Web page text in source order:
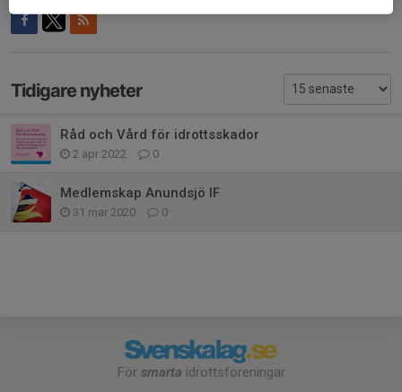
Tidigare nyheter
Råd och Vård för idrottsskador
2 apr 2022 0
Medlemskap Anundsjö IF
31 mar 2020 0
För smarta idrottsföreningar